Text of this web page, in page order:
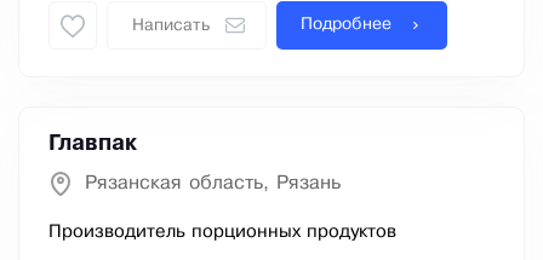
Написать Подробнее
Главпак
Рязанская область, Рязань
Производитель порционных продуктов